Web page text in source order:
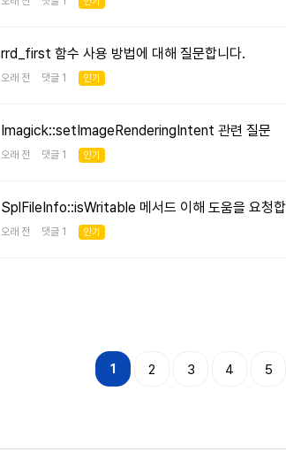
rrd_first 함수 사용 방법에 대해 질문합니다.
오래 전 댓글 1 인기
Imagick::setImageRenderingIntent 관련 질문
오래 전 댓글 1 인기
SplFileInfo::isWritable 메서드 이해 도움을 요청
오래 전 댓글 1 인기
1 2 3 4 5
맨끝